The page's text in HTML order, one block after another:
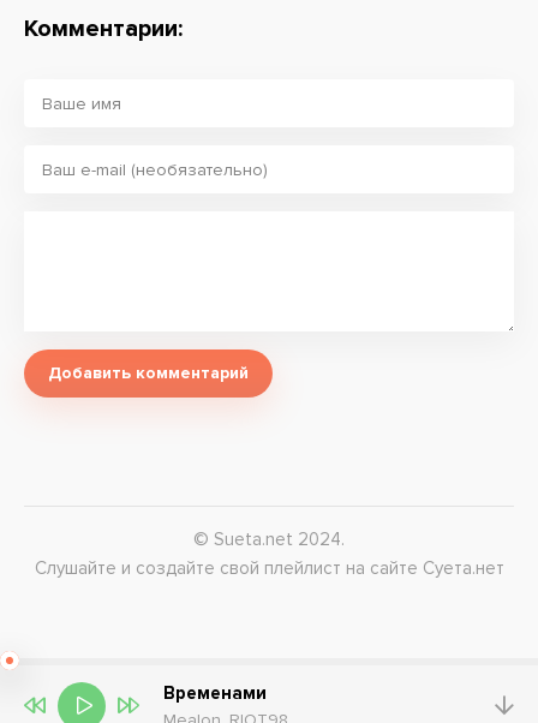
Комментарии:
Добавить комментарий
© Sueta.net 2024.
Слушайте и создайте свой плейлист на сайте Суета.нет
Временами